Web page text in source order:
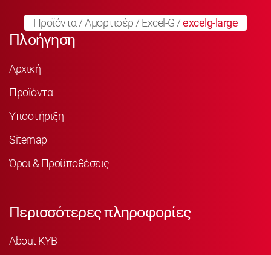
Προϊόντα /Αμορτισέρ /Excel-G /excelg-large
Πλοήγηση
Αρχική
Προϊόντα
Υποστήριξη
Sitemap
Όροι & Προϋποθέσεις
Περισσότερες πληροφορίες
About KYB